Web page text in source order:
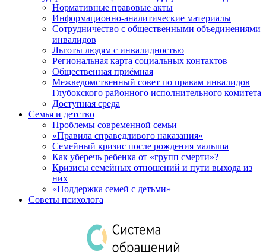
Нормативные правовые акты
Информационно-аналитические материалы
Сотрудничество с общественными объединениями
инвалидов
Льготы людям с инвалидностью
Региональная карта социальных контактов
Общественная приёмная
Межведомственный совет по правам инвалидов
Глубокского районного исполнительного комитета
Доступная среда
Семья и детство
Проблемы современной семьи
«Правила справедливого наказания»
Семейный кризис после рождения малыша
Как уберечь ребенка от «групп смерти»?
Кризисы семейных отношений и пути выхода из
них
«Поддержка семей с детьми»
Советы психолога